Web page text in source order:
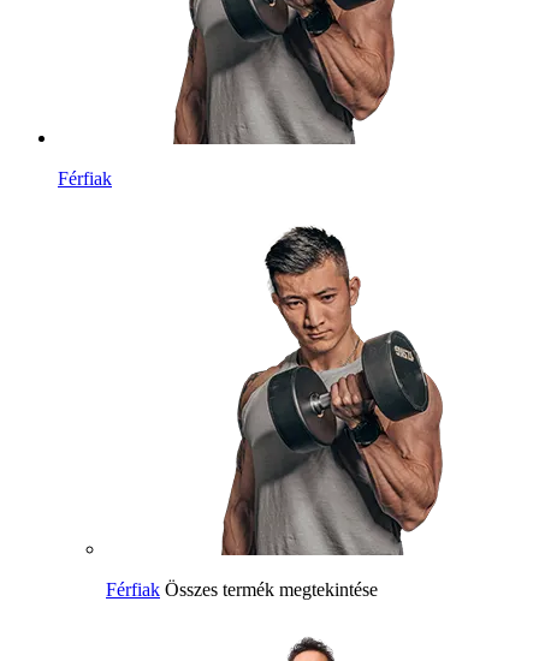
Férfiak
Férfiak Összes termék megtekintése